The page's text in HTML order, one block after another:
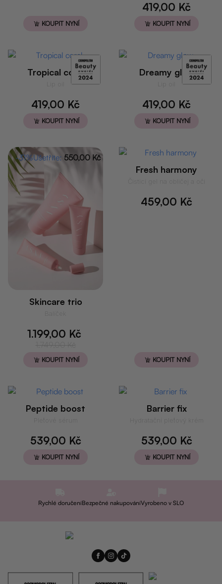
KOUPIT NYNÍ
419,00 Kč
KOUPIT NYNÍ
Tropical coral
419,00 Kč
KOUPIT NYNÍ
Dreamy glow
419,00 Kč
KOUPIT NYNÍ
-31%Ušetříte: 550,00 Kč
Skincare trio
cena
1.199,00 Kč
cena
KOUPIT NYNÍ
Čisticí gel na obličej a oči
Fresh harmony
459,00 Kč
KOUPIT NYNÍ
Pleťové sérum
Peptide boost
539,00 Kč
KOUPIT NYNÍ
Hydratační pleťový krém
Barrier fix
539,00 Kč
KOUPIT NYNÍ
Rychlé doručeníBezpečné nakupováníVyrobeno v SLO